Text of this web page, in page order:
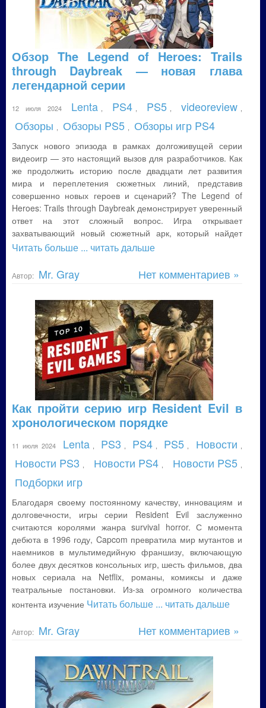
Обзор The Legend of Heroes: Trails
through Daybreak — новая глава
легендарной серии
12 июля 2024 Lenta PS4 PS5 videoreview
Обзоры Обзоры PS5 Обзоры игр PS4
Запуск нового эпизода в рамках долгоживущей серии
видеоигр — это настоящий вызов для разработчиков. Как
же продолжить историю после двадцати лет развития
мира и переплетения сюжетных линий, представив
совершенно новых героев и сценарий? The Legend of
Heroes: Trails through Daybreak демонстрирует уверенный
ответ на этот сложный вопрос. Игра открывает
захватывающий новый сюжетный арк, который найдет
Читать больше ... читать дальше
Автор: Mr. Gray Нет комментариев »
Как пройти серию игр Resident Evil в
хронологическом порядке
11 июля 2024 Lenta PS3 PS4 PS5 Новости
Новости PS3 Новости PS4 Новости PS5
Подборки игр
Благодаря своему постоянному качеству, инновациям и
долговечности, игры серии Resident Evil заслуженно
считаются королями жанра survival horror. С момента
дебюта в 1996 году, Capcom превратила мир мутантов и
наемников в мультимедийную франшизу, включающую
более двух десятков консольных игр, шесть фильмов, два
новых сериала на Netflix, романы, комиксы и даже
театральные постановки. Из-за огромного количества
контента изучение Читать больше ... читать дальше
Автор: Mr. Gray Нет комментариев »